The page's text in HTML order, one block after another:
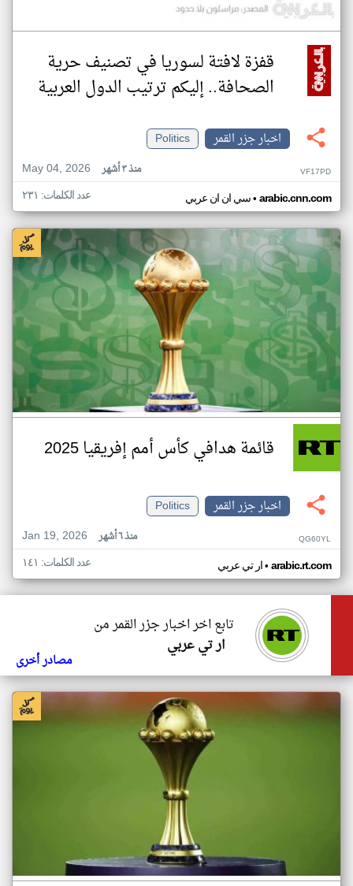
قفزة لافتة لسوريا في تصنيف حرية
الصحافة.. إليكم ترتيب الدول العربية
اخبار جزر القمر
Politics
May 04, 2026
منذ ٣ أشهر VF17PD
سي ان ان عربي• arabic.cnn.com عدد الكلمات: ٢٣١
قائمة هدافي كأس أمم إفريقيا 2025
اخبار جزر القمر
Politics
Jan 19, 2026
منذ ٦ أشهر QG60YL
ار تي عربي• arabic.rt.com عدد الكلمات: ١٤١
تابع اخر اخبار جزر القمر من
ار تي عربي
مصادر أخرى